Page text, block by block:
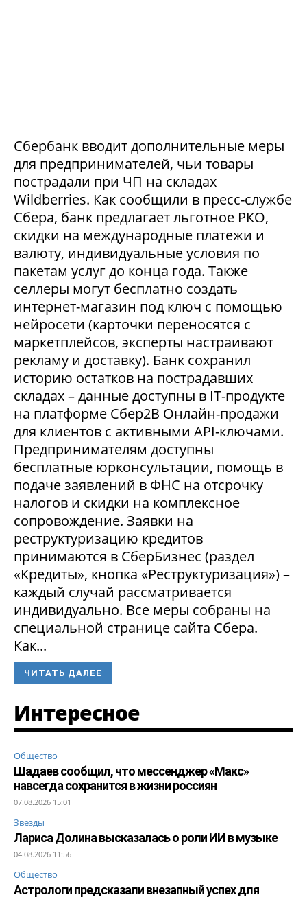
Сбербанк вводит дополнительные меры
для предпринимателей, чьи товары
пострадали при ЧП на складах
Wildberries. Как сообщили в пресс-службе
Сбера, банк предлагает льготное РКО,
скидки на международные платежи и
валюту, индивидуальные условия по
пакетам услуг до конца года. Также
селлеры могут бесплатно создать
интернет-магазин под ключ с помощью
нейросети (карточки переносятся с
маркетплейсов, эксперты настраивают
рекламу и доставку). Банк сохранил
историю остатков на пострадавших
складах – данные доступны в IT-продукте
на платформе Сбер2В Онлайн-продажи
для клиентов с активными API-ключами.
Предпринимателям доступны
бесплатные юрконсультации, помощь в
подаче заявлений в ФНС на отсрочку
налогов и скидки на комплексное
сопровождение. Заявки на
реструктуризацию кредитов
принимаются в СберБизнес (раздел
«Кредиты», кнопка «Реструктуризация») –
каждый случай рассматривается
индивидуально. Все меры собраны на
специальной странице сайта Сбера.
Как...
ЧИТАТЬ ДАЛЕЕ
Интересное
Общество
Шадаев сообщил, что мессенджер «Макс»
навсегда сохранится в жизни россиян
07.08.2026 15:01
Звезды
Лариса Долина высказалась о роли ИИ в музыке
04.08.2026 11:56
Общество
Астрологи предсказали внезапный успех для